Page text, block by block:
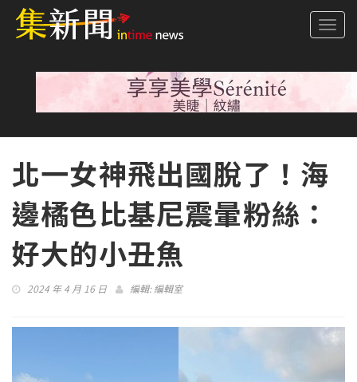
北一女神飛出國脫了！海
邊橘色比基尼震暈粉絲：
好大的小丑魚
2024 年 4 月 16 日 編輯:編輯室